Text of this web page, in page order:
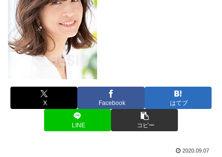
X Facebook はてブ
LINE コピー
2020.09.07